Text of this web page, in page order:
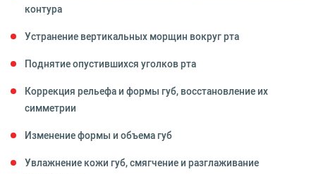
контура
Устранение вертикальных морщин вокруг рта
Поднятие опустившихся уголков рта
Коррекция рельефа и формы губ, восстановление их
симметрии
Изменение формы и объема губ
Увлажнение кожи губ, смягчение и разглаживание